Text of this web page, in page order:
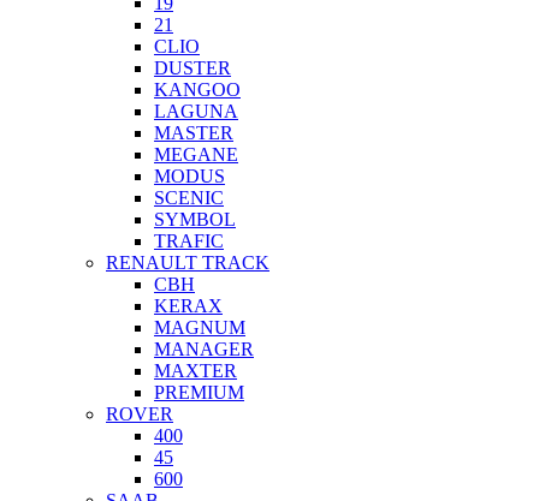
21
CLIO
DUSTER
KANGOO
LAGUNA
MASTER
MEGANE
MODUS
SCENIC
SYMBOL
TRAFIC
RENAULT TRACK
CBH
KERAX
MAGNUM
MANAGER
MAXTER
PREMIUM
ROVER
400
45
600